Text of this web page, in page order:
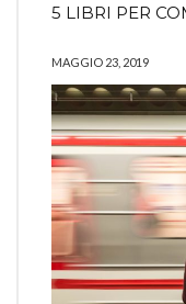
5 LIBRI PER
MAGGIO 23, 2019